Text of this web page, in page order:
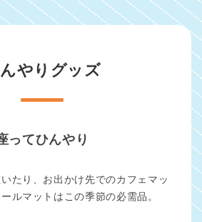
やりグッズ
ってひんやり
たり、お出かけ先でのカフェマッ
ルマットはこの季節の必需品。